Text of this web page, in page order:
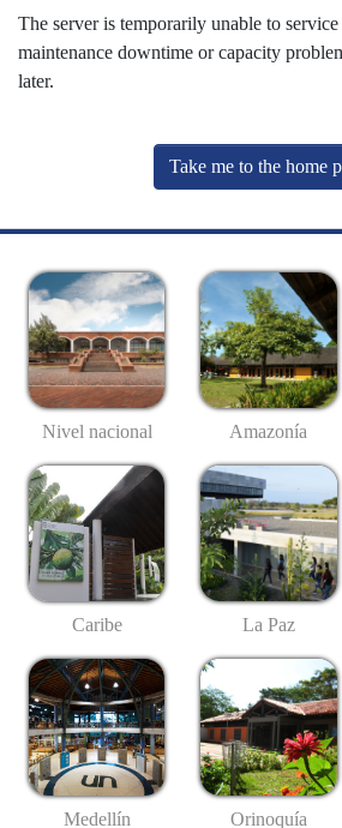
The server is temporarily unable to
maintenance downtime or capacity
later.
Take me to the home
Nivel nacional Amazonía
Caribe La Paz
Medellín Orinoquía